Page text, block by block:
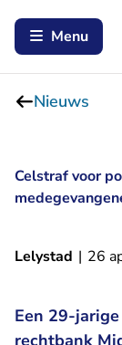
Menu
Nieuws
Celstraf voor
Lelystad | 26
Een 29-
rechtbank